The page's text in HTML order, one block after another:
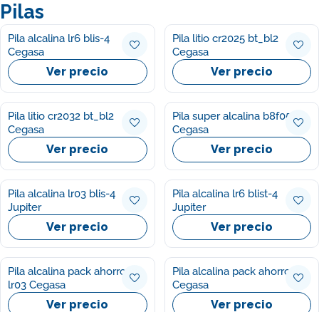
Pilas
Pila alcalina lr6 blis-4
Cegasa
Ver precio
Pila litio cr2025 bt_bl2
Cegasa
Ver precio
Pila litio cr2032 bt_bl2
Cegasa
Ver precio
Pila super alcalina b8f05
Cegasa
Ver precio
Pila alcalina lr03 blis-4
Jupiter
Ver precio
Pila alcalina lr6 blist-4
Jupiter
Ver precio
Pila alcalina pack ahorro
lr03 Cegasa
Ver precio
Pila alcalina pack ahorro lr6
Cegasa
Ver precio